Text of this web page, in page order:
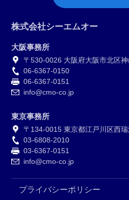
株式会社シーエムオー
大阪事務所
〒530-0026 大阪府大阪市北区
06-6367-0150
06-6367-0151
info@cmo-co.jp
東京事務所
〒134-0015 東京都江戸川区西
03-6808-2010
03-6367-0151
info@cmo-co.jp
プライバシーポリシー